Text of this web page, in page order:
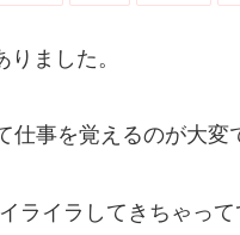
ました。
仕事を覚えるのが大
ライラしてきちゃっ